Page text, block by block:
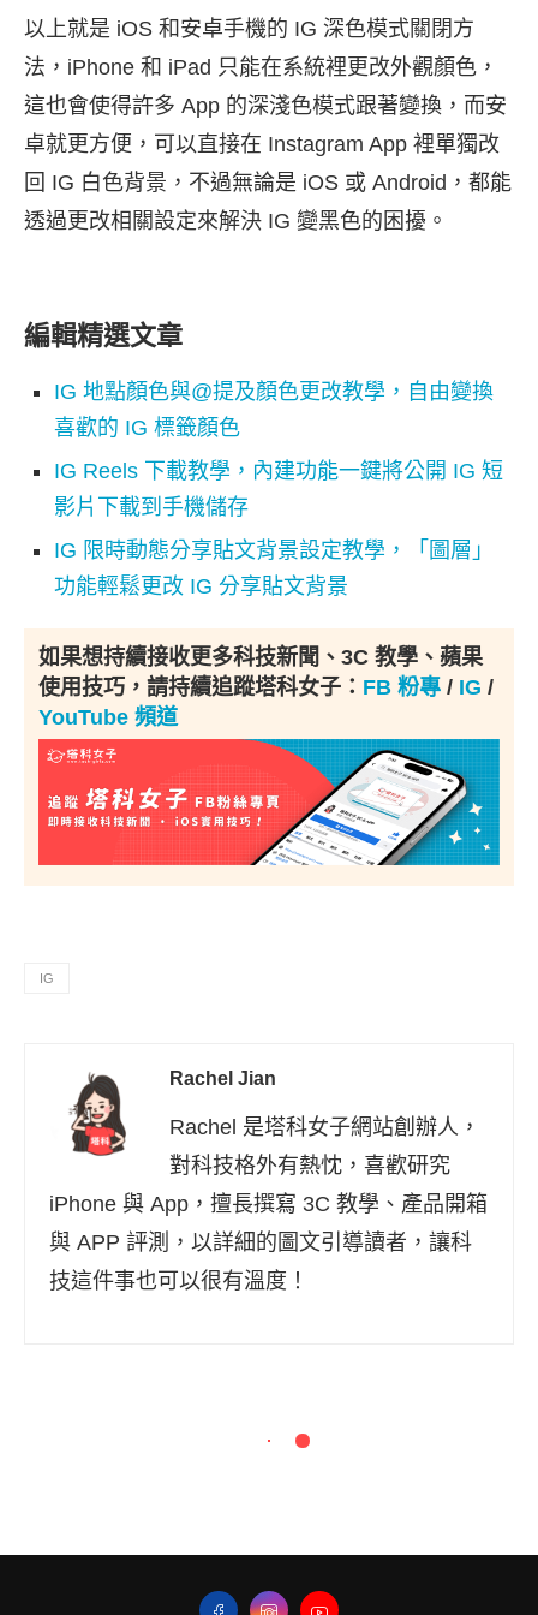
以上就是 iOS 和安卓手機的 IG 深色模式關閉方
法，iPhone 和 iPad 只能在系統裡更改外觀顏色，
這也會使得許多 App 的深淺色模式跟著變換，而安
卓就更方便，可以直接在 Instagram App 裡單獨改
回 IG 白色背景，不過無論是 iOS 或 Android，都能
透過更改相關設定來解決 IG 變黑色的困擾。
編輯精選文章
IG 地點顏色與@提及顏色更改教學，自由變換
喜歡的 IG 標籤顏色
IG Reels 下載教學，內建功能一鍵將公開 IG 短
影片下載到手機儲存
IG 限時動態分享貼文背景設定教學，「圖層」
功能輕鬆更改 IG 分享貼文背景
如果想持續接收更多科技新聞、3C 教學、蘋果
使用技巧，請持續追蹤塔科女子： FB 粉專 / IG /
YouTube 頻道
IG
Rachel Jian
Rachel 是塔科女子網站創辦人，
對科技格外有熱忱，喜歡研究
iPhone 與 App，擅長撰寫 3C 教學、產品開箱
與 APP 評測，以詳細的圖文引導讀者，讓科
技這件事也可以很有溫度！